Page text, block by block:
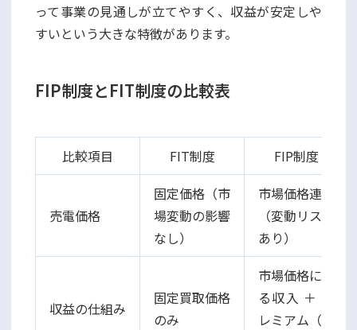
って事業の見通しが立てやすく、収益が安定しや
すいという大きな特徴があります。
FIP制度とFIT制度の比較表
比較項目 FIT制度 FIP制度
売電価格
固定価格（市
場変動の影響
なし）
市場価格連動
（変動リスク
あり）
収益の仕組み
固定買取価格
のみ
市場価格によ
る収入 ＋ プ
レミアム（補